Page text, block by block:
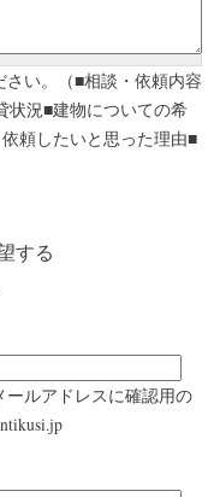
い。（■相談・依頼内容
状況■建物についての希
頼したいと思った理由■
する
ールアドレスに確認用の